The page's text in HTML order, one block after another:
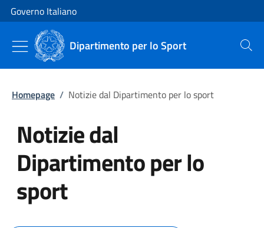
Vai al contenuto
Vai alla navigazione del sito
Governo Italiano
Dipartimento per lo Sport Cerca
Homepage / Notizie dal Dipartimento per lo sport
Notizie dal
Dipartimento per lo
sport